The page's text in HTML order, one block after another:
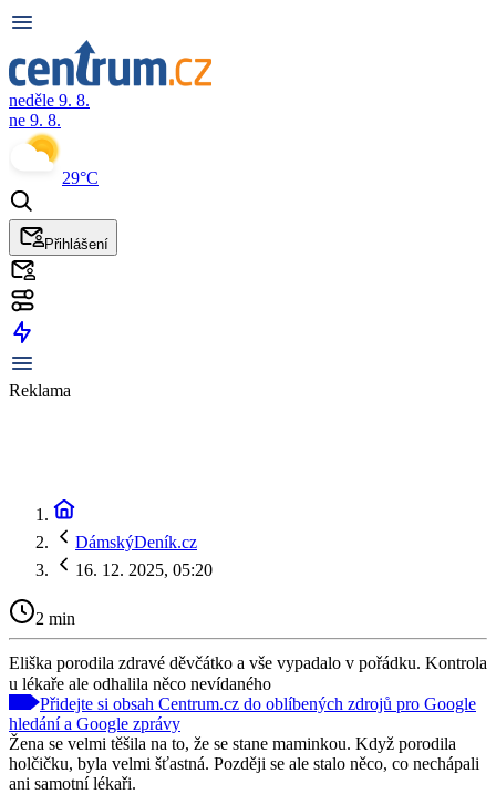
neděle 9. 8.
ne 9. 8.
29°C
Přihlášení
Reklama
DámskýDeník.cz
16. 12. 2025, 05:20
2 min
Eliška porodila zdravé děvčátko a vše vypadalo v pořádku. Kontrola
u lékaře ale odhalila něco nevídaného
Přidejte si obsah Centrum.cz do oblíbených zdrojů pro Google
hledání a Google zprávy
Žena se velmi těšila na to, že se stane maminkou. Když porodila
holčičku, byla velmi šťastná. Později se ale stalo něco, co nechápali
ani samotní lékaři.